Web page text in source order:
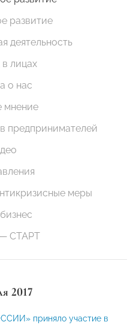
развитие
деятельность
лицах
о нас
мнение
предпринимателей
меры
СТАРТ
2017
приняло участие в